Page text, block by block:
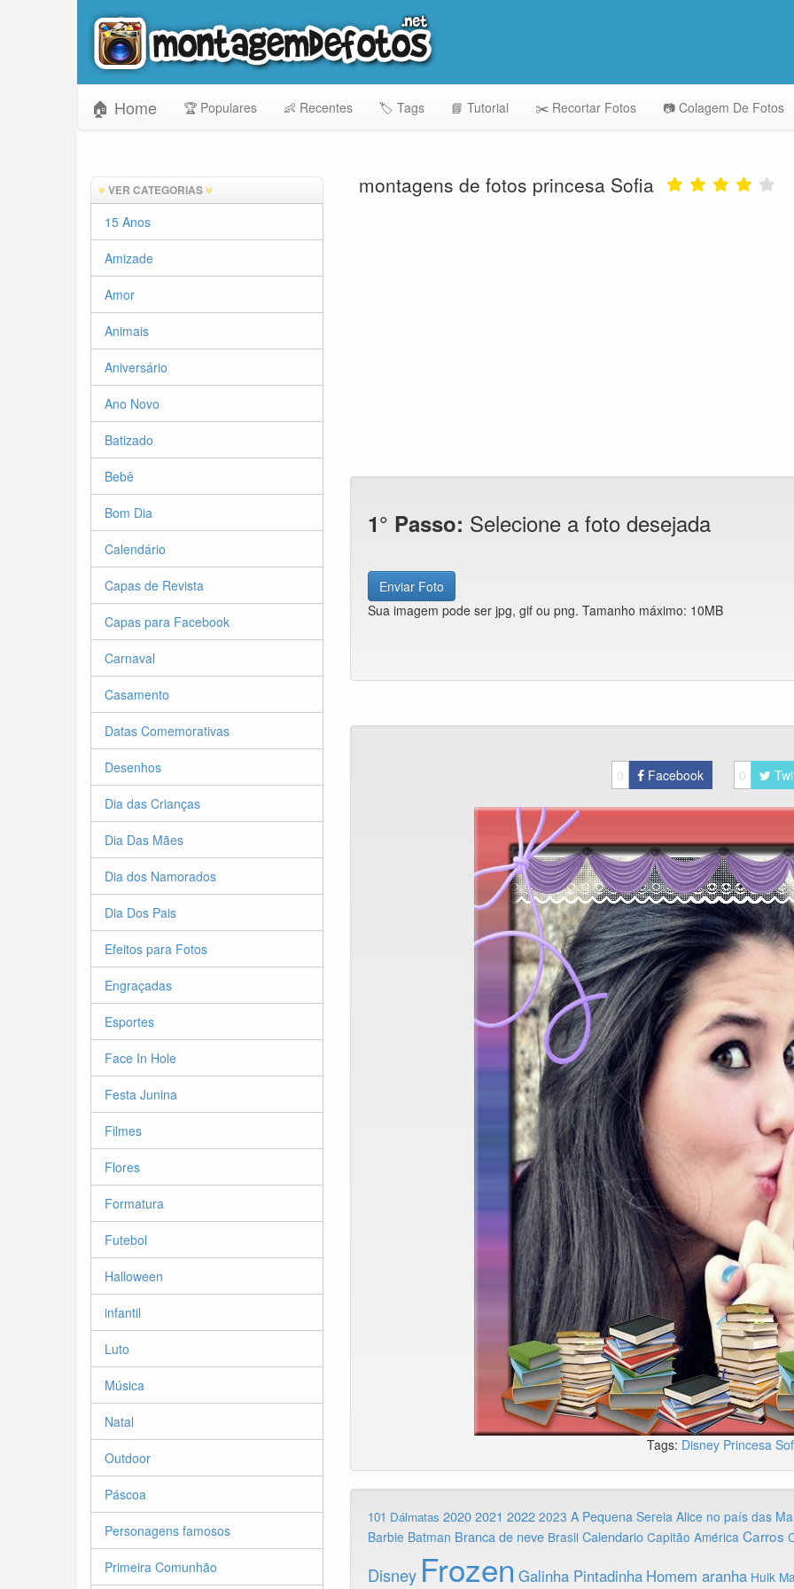
🏠 Home 🏆 Populares 👶 Recentes 🏷️ Tags 📘 Tutorial ✂️ Recortar Fotos 📷 Colagem De Fotos
VER CATEGORIAS
15 Anos
Amizade
Amor
Animais
Aniversário
Ano Novo
Batizado
Bebê
Bom Dia
Calendário
Capas de Revista
Capas para Facebook
Carnaval
Casamento
Datas Comemorativas
Desenhos
Dia das Crianças
Dia Das Mães
Dia dos Namorados
Dia Dos Pais
Efeitos para Fotos
Engraçadas
Esportes
Face In Hole
Festa Junina
Filmes
Flores
Formatura
Futebol
Halloween
infantil
Luto
Música
Natal
Outdoor
Páscoa
Personagens famosos
Primeira Comunhão
montagens de fotos princesa Sofia
1° Passo: Selecione a foto desejada
Enviar Foto
Sua imagem pode ser jpg, gif ou png. Tamanho máximo: 10MB
0 Facebook 0
Tags: Disney Princesa
101 Dálmatas 2020 2021 2022 2023 A Pequena Sereia Alice no país das
Barbie Batman Branca de neve Brasil Calendario Capitão América Carros
Disney Frozen Galinha Pintadinha Homem aranha Hulk